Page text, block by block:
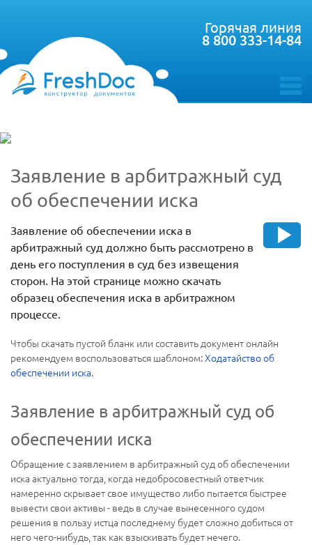
toggle
Горячая линия
8 800 333-14-84
Заявление в арбитражный суд
об обеспечении иска
Заявление об обеспечении иска в
арбитражный суд должно быть рассмотрено в
день его поступления в суд без извещения
сторон. На этой странице можно скачать
образец обеспечения иска в арбитражном
процессе.
Чтобы скачать пустой бланк или составить документ онлайн
рекомендуем воспользоваться шаблоном:Ходатайство об
обеспечении иска.
Заявление в арбитражный суд об
обеспечении иска
Обращение с заявлением в арбитражный суд об обеспечении
иска актуально тогда, когда недобросовестный ответчик
намеренно скрывает свое имущество либо пытается быстрее
вывести свои активы - ведь в случае вынесенного судом
решения в пользу истца последнему будет сложно добиться от
него чего-нибудь, так как взыскивать будет нечего.